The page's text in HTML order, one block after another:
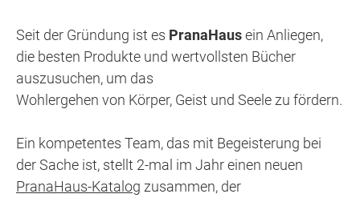
Seit der Gründung ist es PranaHausein Anliegen,
die besten Produkte und wertvollsten Bücher
auszusuchen, um das
Wohlergehen von Körper, Geist und Seele zu fördern.
Ein kompetentes Team, das mit Begeisterung bei
der Sache ist, stellt 2-mal im Jahr einen neuen
PranaHaus-Katalog zusammen, der